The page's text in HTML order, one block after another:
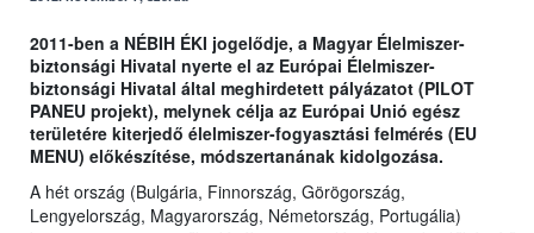
2011-ben a NÉBIH ÉKI jogelődje, a Magyar Élelmiszer-
biztonsági Hivatal nyerte el az Európai Élelmiszer-
biztonsági Hivatal által meghirdetett pályázatot (PILOT
PANEU projekt), melynek célja az Európai Unió egész
területére kiterjedő élelmiszer-fogyasztási felmérés (EU
MENU) előkészítése, módszertanának kidolgozása.
A hét ország (Bulgária, Finnország, Görögország,
Lengyelország, Magyarország, Németország, Portugália)